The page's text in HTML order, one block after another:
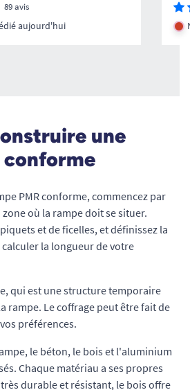
89 avis
aujourd'hui
une
conforme
PMR conforme, commencez par
où la rampe doit se situer.
et de ficelles, et définissez la
la longueur de votre
qui est une structure temporaire
rampe. Le coffrage peut être fait de
préférences.
le béton, le bois et l'aluminium
Chaque matériau a ses propres
durable et résistant, le bois offre